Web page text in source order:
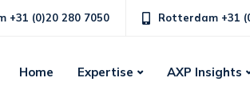
+31 (0)20 280 7050 Rotterdam +31
Home Expertise AXP Insights